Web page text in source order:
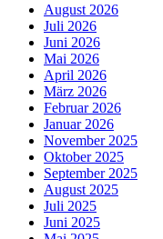
August 2026
Juli 2026
Juni 2026
Mai 2026
April 2026
März 2026
Februar 2026
Januar 2026
November 2025
Oktober 2025
September 2025
August 2025
Juli 2025
Juni 2025